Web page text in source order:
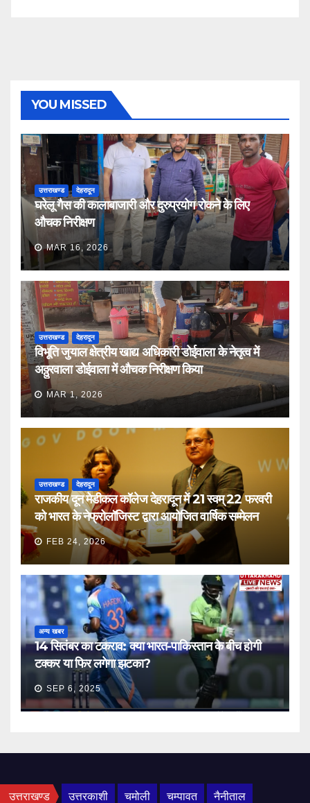
YOU MISSED
उत्तराखण्ड देहरादून
घरेलू गैस की कालाबाजारी और दुरुप्रयोग रोकने के लिए
औचक निरीक्षण
MAR 16, 2026
उत्तराखण्ड देहरादून
विभूति जुयाल क्षेत्रीय खाद्य अधिकारी डोईवाला के नेतृत्व में
अठ्ठुरवाला डोईवाला में औचक निरीक्षण किया
MAR 1, 2026
उत्तराखण्ड देहरादून
राजकीय दून मेडीकल कॉलेज देहरादून में 21 स्वम् 22 फरवरी
को भारत के नेफ्रोलॉजिस्ट द्वारा आयोजित वार्षिक सम्मेलन
FEB 24, 2026
अन्य खबर
14 सितंबर का टकराव: क्या भारत-पाकिस्तान के बीच होगी
टक्कर या फिर लगेगा झटका?
SEP 6, 2025
उत्तराखण्ड उत्तरकाशी चमोली चम्पावत नैनीताल